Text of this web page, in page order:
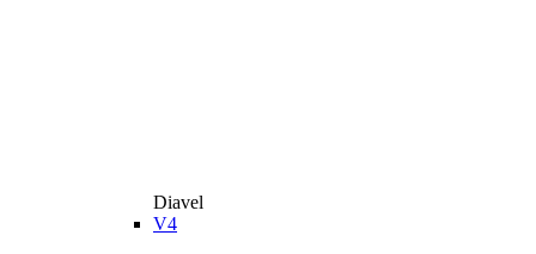
Diavel
V4